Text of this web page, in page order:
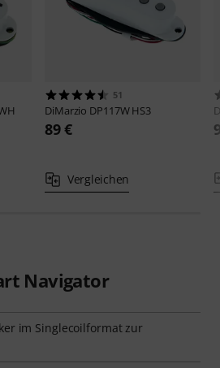
51
DiMarzio DP117W HS3
89 €
Vergleichen
Navigator
im Singlecoilformat zur